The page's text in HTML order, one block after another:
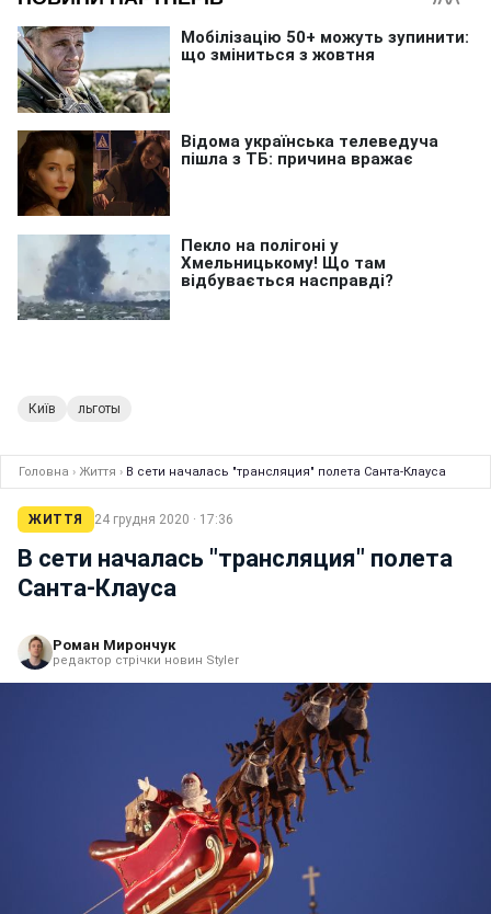
Київ льготы
Головна › Життя › В сети началась "трансляция" полета Санта-Клауса
ЖИТТЯ 24 грудня 2020 · 17:36
В сети началась "трансляция" полета
Санта-Клауса
Роман Мирончук
редактор стрічки новин Styler